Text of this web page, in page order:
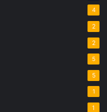
4
2
2
5
5
1
1